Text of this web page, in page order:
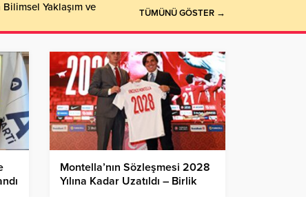
Bilimsel Yaklaşım ve
TÜMÜNÜ GÖSTER →
Montella’nın Sözleşmesi 2028
Yılına Kadar Uzatıldı – Birlik